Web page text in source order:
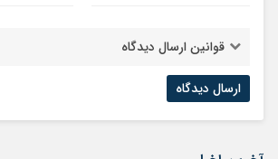
قوانین ارسال دیدگاه